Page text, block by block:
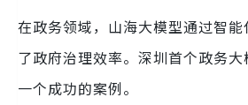
在政务领域，山海大模型通过智
了政府治理效率。深圳首个政务
一个成功的案例。